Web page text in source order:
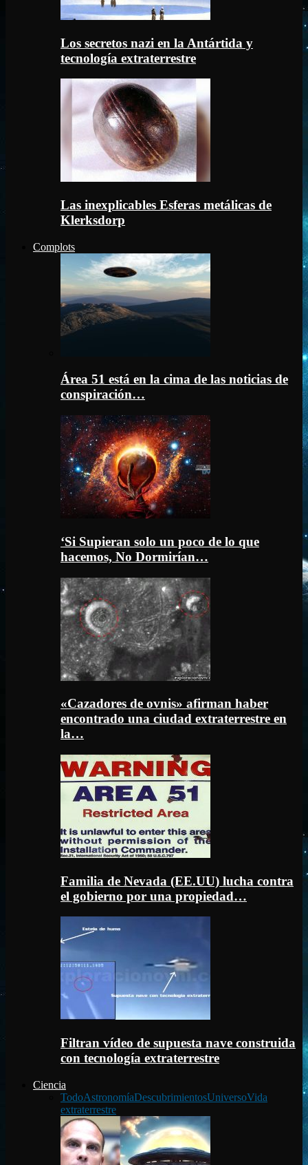
Los secretos nazi en la Antártida y
tecnología extraterrestre
Las inexplicables Esferas metálicas de
Klerksdorp
Complots
Área 51 está en la cima de las noticias de
conspiración…
‘Si Supieran solo un poco de lo que
hacemos, No Dormirían…
«Cazadores de ovnis» afirman haber
encontrado una ciudad extraterrestre en
la…
Familia de Nevada (EE.UU) lucha contra
el gobierno por una propiedad…
Filtran vídeo de supuesta nave construida
con tecnología extraterrestre
Ciencia
TodoAstronomíaDescubrimientosUniversoVida
extraterrestre